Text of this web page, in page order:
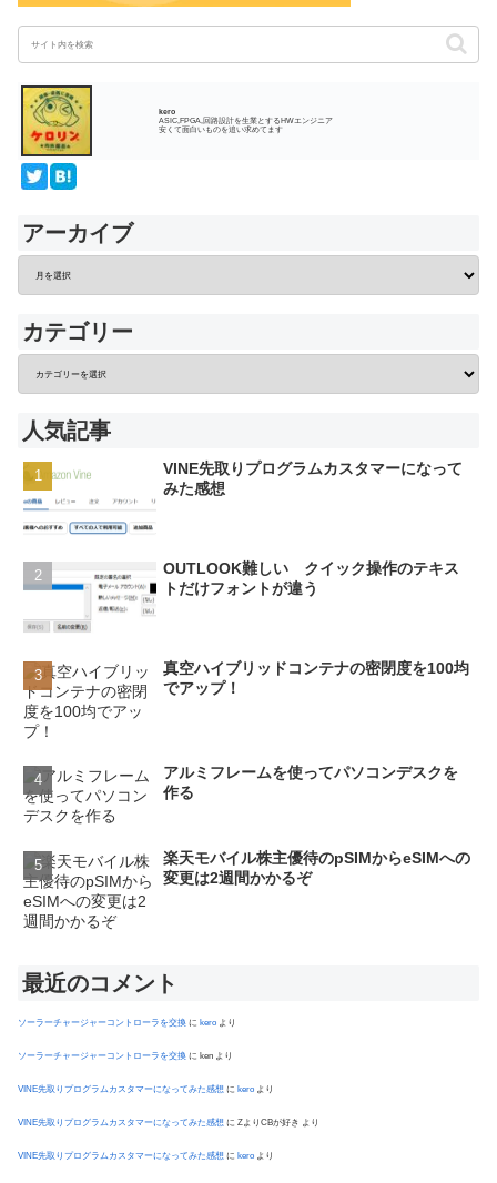
kero
ASIC,FPGA,回路設計を生業とするHWエンジニア
安くて面白いものを追い求めてます
アーカイブ
カテゴリー
人気記事
VINE先取りプログラムカスタマーになって
みた感想
OUTLOOK難しい クイック操作のテキス
トだけフォントが違う
真空ハイブリッドコンテナの密閉度を100均
でアップ！
アルミフレームを使ってパソコンデスクを
作る
楽天モバイル株主優待のpSIMからeSIMへの
変更は2週間かかるぞ
最近のコメント
ソーラーチャージャーコントローラを交換 に kero より
ソーラーチャージャーコントローラを交換 に ken より
VINE先取りプログラムカスタマーになってみた感想 に kero より
VINE先取りプログラムカスタマーになってみた感想 に ZよりCBが好き より
VINE先取りプログラムカスタマーになってみた感想 に kero より